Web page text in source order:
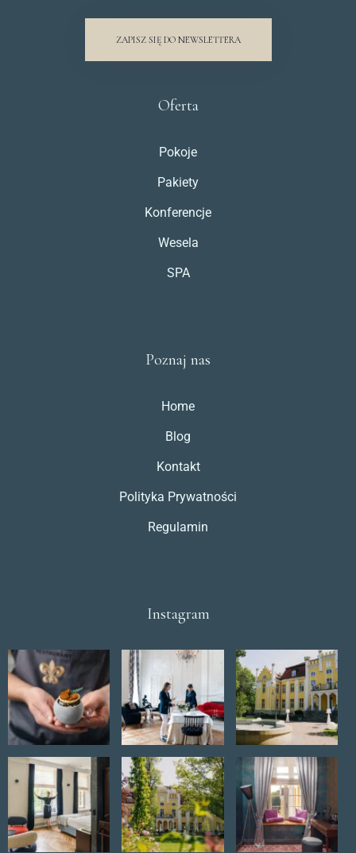
ZAPISZ SIĘ DO NEWSLETTERA
Oferta
Pokoje
Pakiety
Konferencje
Wesela
SPA
Poznaj nas
Home
Blog
Kontakt
Polityka Prywatności
Regulamin
Instagram